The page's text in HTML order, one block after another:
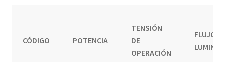
CÓDIGO POTENCIA
TENSIÓN
DE
OPERACIÓN
FLUJO